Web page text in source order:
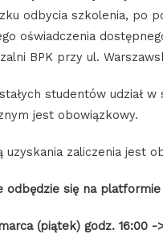
odbycia szkolenia, po
oświadczenia
BPK przy ul.
studentów udział w
jest obowiązkowy.
uzyskania zaliczenia jest
odbędzie się na platformie
(piątek) godz. 16:00 -